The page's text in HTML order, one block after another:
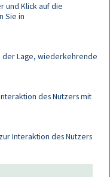
und Klick auf die
Sie in
der Lage, wiederkehrende
des Nutzers mit
Interaktion des Nutzers